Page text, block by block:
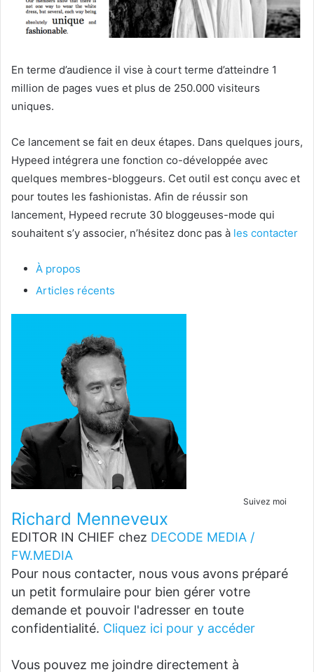
En terme d’audience il vise à court terme d’atteindre 1
million de pages vues et plus de 250.000 visiteurs
uniques.
Ce lancement se fait en deux étapes. Dans quelques jours,
Hypeed intégrera une fonction co-développée avec
quelques membres-bloggeurs. Cet outil est conçu avec et
pour toutes les fashionistas. Afin de réussir son
lancement, Hypeed recrute 30 bloggeuses-mode qui
souhaitent s’y associer, n’hésitez donc pas à les contacter
À propos
Articles récents
Suivez moi
Richard Menneveux
EDITOR IN CHIEF chez DECODE MEDIA /
FW.MEDIA
Pour nous contacter, nous vous avons préparé
un petit formulaire pour bien gérer votre
demande et pouvoir l'adresser en toute
confidentialité. Cliquez ici pour y accéder
Vous pouvez me joindre directement à